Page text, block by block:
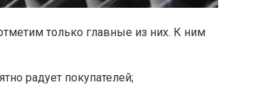
только главные из них. К ним
радует покупателей;